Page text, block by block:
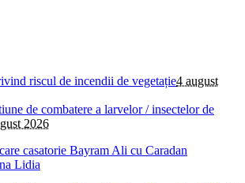
riscul de incendii de vegetație4 august
de combatere a larvelor / insectelor de
2026